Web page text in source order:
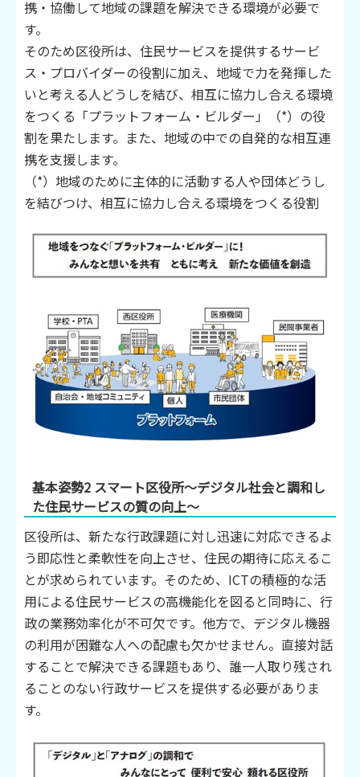
携・協働して地域の課題を解決できる環境が必要で
す。
そのため区役所は、住民サービスを提供するサービ
ス・プロバイダーの役割に加え、地域で力を発揮した
いと考える人どうしを結び、相互に協力し合える環境
をつくる「プラットフォーム・ビルダー」（*）の役
割を果たします。また、地域の中での自発的な相互連
携を支援します。
（*）地域のために主体的に活動する人や団体どうし
を結びつけ、相互に協力し合える環境をつくる役割
基本姿勢2 スマート区役所～デジタル社会と調和し
た住民サービスの質の向上～
区役所は、新たな行政課題に対し迅速に対応できるよ
う即応性と柔軟性を向上させ、住民の期待に応えるこ
とが求められています。そのため、ICTの積極的な活
用による住民サービスの高機能化を図ると同時に、行
政の業務効率化が不可欠です。他方で、デジタル機器
の利用が困難な人への配慮も欠かせません。直接対話
することで解決できる課題もあり、誰一人取り残され
ることのない行政サービスを提供する必要がありま
す。